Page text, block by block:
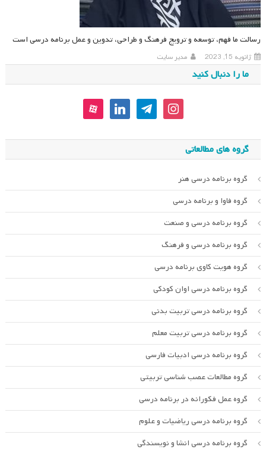
رسالت ما فهم، توسعه و ترویج فرهنگ و طراحی، تدوین و عمل برنامه درسی است
ژانویه 15, 2023 مدیر سایت
ما را دنبال کنید
instagram
telegram
linkedin
aparat
گروه های مطالعاتی
گروه برنامه درسی هنر
گروه فاوا و برنامه درسی
گروه برنامه درسی و صنعت
گروه برنامه درسی و فرهنگ
گروه هویت کاوی برنامه درسی
گروه برنامه درسی اوان کودکی
گروه برنامه درسی تربیت بدنی
گروه برنامه درسی تربیت معلم
گروه برنامه درسی ادبیات فارسی
گروه مطالعات عصب شناسی تربیتی
گروه عمل فکورانه در برنامه درسی
گروه برنامه درسی ریاضیات و علوم
گروه برنامه درسی انشا و نویسندگی